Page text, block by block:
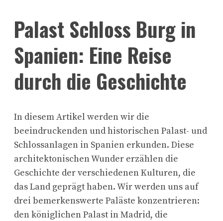
Palast Schloss Burg in
Spanien: Eine Reise
durch die Geschichte
In diesem Artikel werden wir die
beeindruckenden und historischen Palast- und
Schlossanlagen in Spanien erkunden. Diese
architektonischen Wunder erzählen die
Geschichte der verschiedenen Kulturen, die
das Land geprägt haben. Wir werden uns auf
drei bemerkenswerte Paläste konzentrieren:
den königlichen Palast in Madrid, die